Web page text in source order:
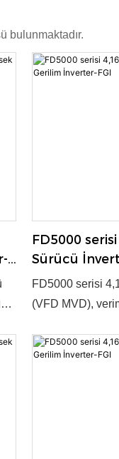
bulunmaktadır.
FD5000
Sürücü
FGI
FD5000 serisi
(VFD MVD),
teknoloji ve
Evet ● Tedarik